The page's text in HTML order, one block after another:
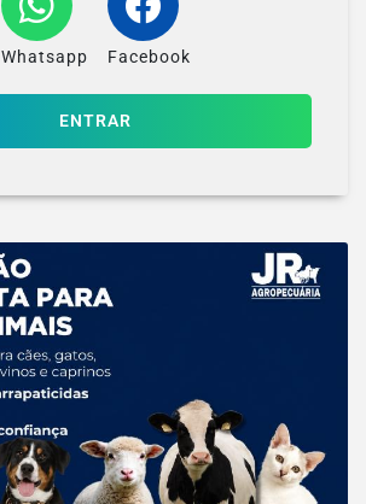
Whatsapp Facebook
ENTRAR